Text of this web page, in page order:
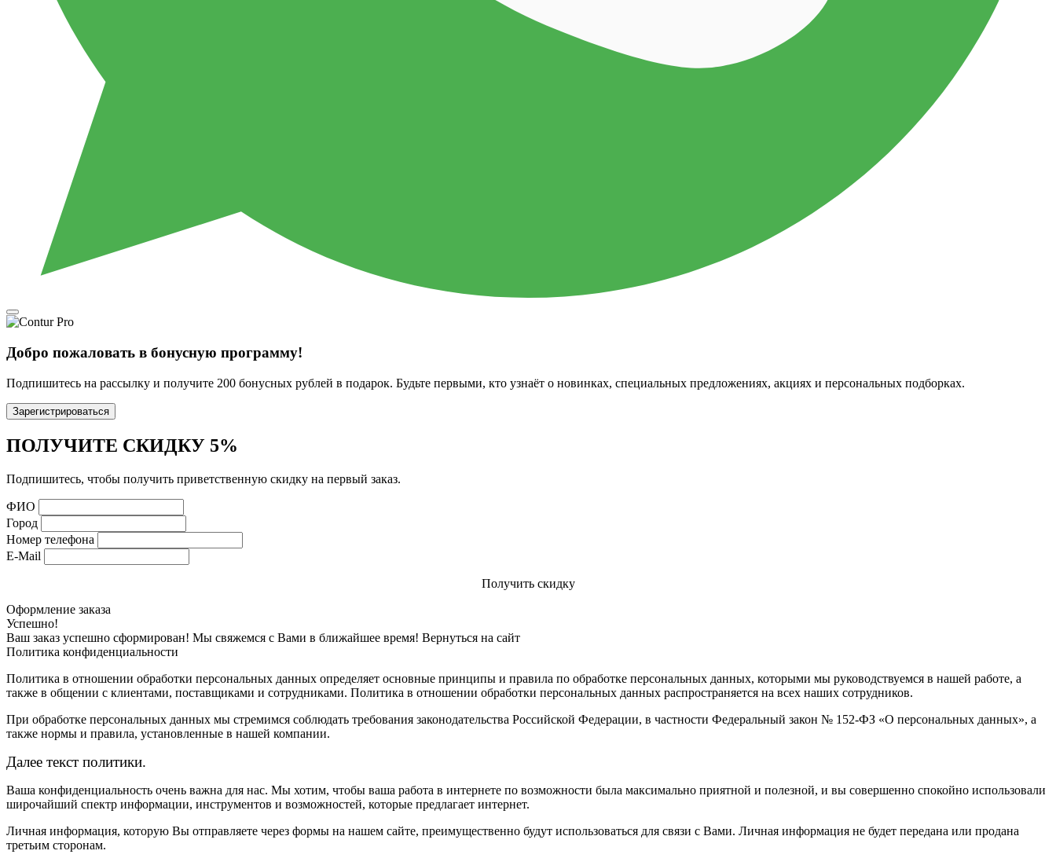
Добро пожаловать в бонусную программу!
Подпишитесь на рассылку и получите 200 бонусных рублей в подарок. Будьте первыми, кто узнаёт о новинках, специальных предложениях, акциях и персональных подборках.
Зарегистрироваться
ПОЛУЧИТЕ СКИДКУ 5%
Подпишитесь, чтобы получить приветственную скидку на первый заказ.
ФИО
Город
Номер телефона
E-Mail
Получить скидку
Оформление заказа
Успешно!
Ваш заказ успешно сформирован! Мы свяжемся с Вами в ближайшее время! Вернуться на сайт
Политика конфиденциальности
Политика в отношении обработки персональных данных определяет основные принципы и правила по обработке персональных данных, которыми мы руководствуемся в нашей работе, а
также в общении с клиентами, поставщиками и сотрудниками. Политика в отношении обработки персональных данных распространяется на всех наших сотрудников.
При обработке персональных данных мы стремимся соблюдать требования законодательства Российской Федерации, в частности Федеральный закон № 152-ФЗ «О персональных данных», а
также нормы и правила, установленные в нашей компании.
Далее текст политики.
Ваша конфиденциальность очень важна для нас. Мы хотим, чтобы ваша работа в интернете по возможности была максимально приятной и полезной, и вы совершенно спокойно использовали
широчайший спектр информации, инструментов и возможностей, которые предлагает интернет.
Личная информация, которую Вы отправляете через формы на нашем сайте, преимущественно будут использоваться для связи с Вами. Личная информация не будет передана или продана
третьим сторонам.